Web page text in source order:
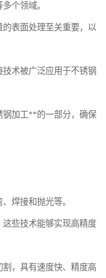
个领域。
表面处理至关重要，以
术被广泛应用于不锈钢
钢加工**的一部分，确保
焊接和抛光等。
些技术能够实现高精度
，具有速度快、精度高